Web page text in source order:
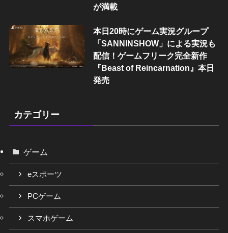
が満載
本日20時にゲーム実況グループ
「SANNINSHOW」による実況も
配信！ゲームフリーク完全新作
『Beast of Reincarnation』本日
発売
カテゴリー
ゲーム
eスポーツ
PCゲーム
スマホゲーム